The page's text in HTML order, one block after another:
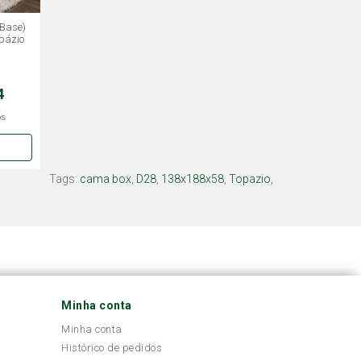
Tags: cama box D28 138x188x58 Topazio
Minha conta
Minha conta
Histórico de pedidos